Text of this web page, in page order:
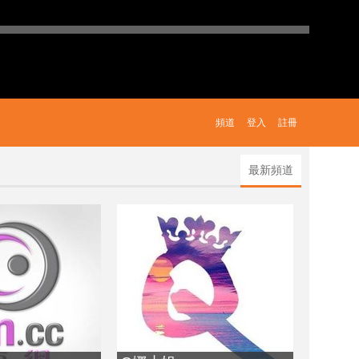
註冊
登入
頻道
最新頻道